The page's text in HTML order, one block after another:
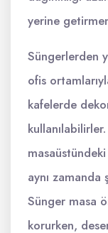
yerine
Süngerlerden
ofis
kafelerde
aynı zamanda
Sünger masa
korurken,